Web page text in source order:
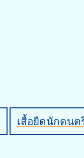
เสื้อยืดนักดนต